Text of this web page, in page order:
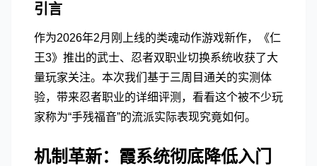
引言
作为2026年2月刚上线的类魂动作游戏新作，《仁
王3》推出的武士、忍者双职业切换系统收获了大
量玩家关注。本次我们基于三周目通关的实测体
验，带来忍者职业的详细评测，看看这个被不少玩
家称为“手残福音”的流派实际表现究竟如何。
机制革新：霞系统彻底降低入门